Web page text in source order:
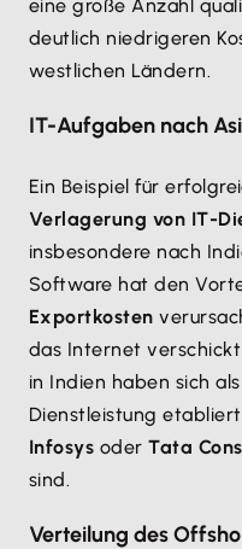
eine große Anzahl
deutlich niedrigeren
westlichen Ländern.
IT-Aufgaben nach
Ein Beispiel für
Verlagerung von IT-
insbesondere nach
Software hat den
Exportkosten
das Internet
in Indien haben sich
Dienstleistung
Infosys oderTata
sind.
Verteilung des